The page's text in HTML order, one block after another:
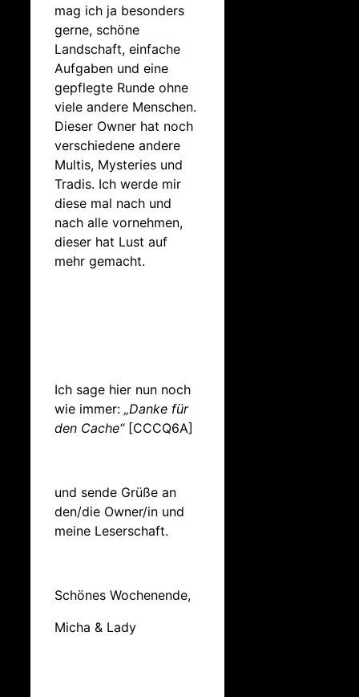
mag ich ja besonders
gerne, schöne
Landschaft, einfache
Aufgaben und eine
gepflegte Runde ohne
viele andere Menschen.
Dieser Owner hat noch
verschiedene andere
Multis, Mysteries und
Tradis. Ich werde mir
diese mal nach und
nach alle vornehmen,
dieser hat Lust auf
mehr gemacht.
Ich sage hier nun noch
wie immer: „Danke für
den Cache“[CCCQ6A]
und sende Grüße an
den/die Owner/in und
meine Leserschaft.
Schönes Wochenende,
Micha & Lady